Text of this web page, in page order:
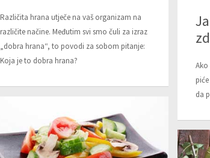
Različita hrana utječe na vaš organizam na
različite načine. Međutim svi smo čuli za izraz
„dobra hrana“, to povodi za sobom pitanje:
Koja je to dobra hrana?
Ako
da